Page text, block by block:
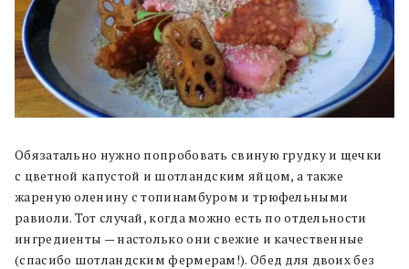
Обязатально нужно попробовать свиную грудку и щечки
с цветной капустой и шотландским яйцом, а также
жареную оленину с топинамбуром и трюфельными
равиоли. Тот случай, когда можно есть по отдельности
ингредиенты — настолько они свежие и качественные
(спасибо шотландским фермерам!). Обед для двоих без